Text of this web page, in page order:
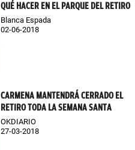
QUÉ HACER EN EL PARQUE DEL RETIRO
Blanca Espada
02-06-2018
CARMENA MANTENDRÁ CERRADO EL
RETIRO TODA LA SEMANA SANTA
OKDIARIO
27-03-2018